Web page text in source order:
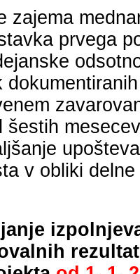
zajema
prvega
šestih
v obliki